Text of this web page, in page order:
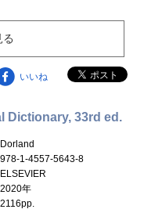
いいね
Dictionary, 33rd ed.
Dorland
978-1-4557-5643-8
ELSEVIER
2020年
2116pp.